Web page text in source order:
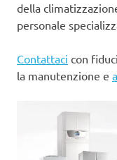
della
personale
Contattaci con
la manutenzione e